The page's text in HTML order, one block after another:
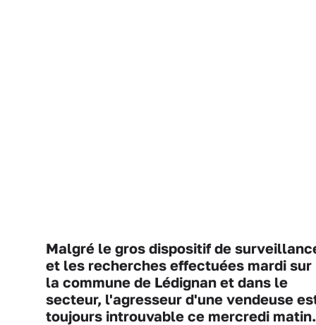
Malgré le gros dispositif de
et les recherches effectuées mardi sur
la commune de Lédignan et dans le
secteur, l'agresseur d'une vendeuse
toujours introuvable ce mercredi matin.